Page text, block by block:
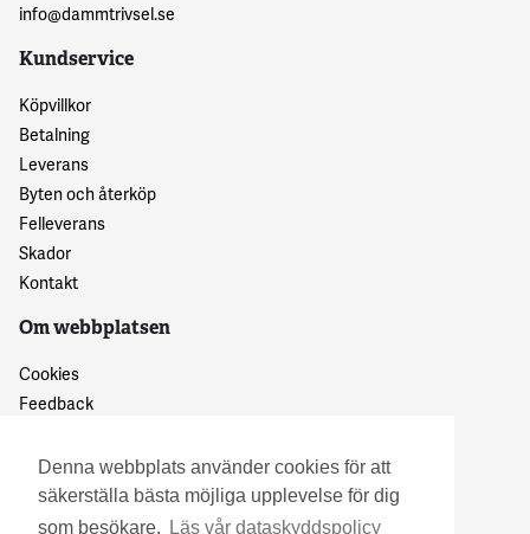
Denna webbplats använder cookies för att
säkerställa bästa möjliga upplevelse för dig
som besökare.
Läs vår dataskyddspolicy
info@dammtrivsel.se
Kundservice
Köpvillkor
Betalning
Leverans
Byten och återköp
Felleverans
Skador
Kontakt
Om webbplatsen
Cookies
Feedback